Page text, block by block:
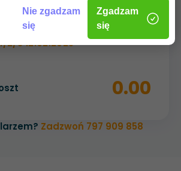
2/3 12.02.2025
0.00
Zadzwoń 797 909 858
Nie zgadzam
się
Zgadzam
się